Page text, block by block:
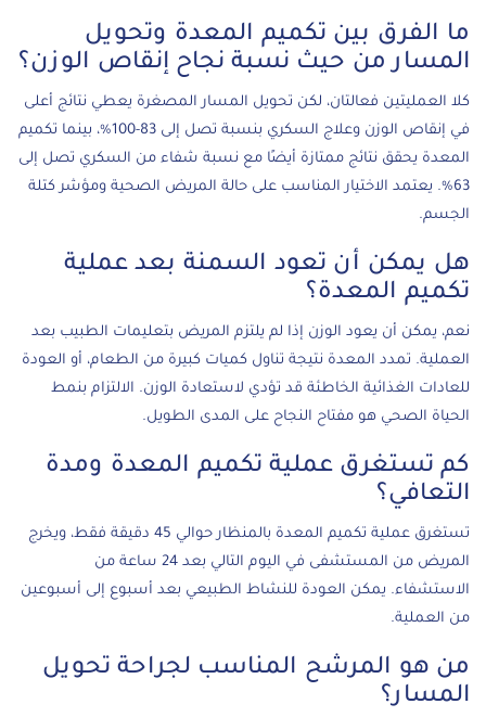
ما الفرق بين تكميم المعدة وتحويل
المسار من حيث نسبة نجاح إنقاص الوزن؟
كلا العمليتين فعالتان، لكن تحويل المسار المصغرة يعطي نتائج أعلى
في إنقاص الوزن وعلاج السكري بنسبة تصل إلى 83-100%، بينما تكميم
المعدة يحقق نتائج ممتازة أيضًا مع نسبة شفاء من السكري تصل إلى
63%. يعتمد الاختيار المناسب على حالة المريض الصحية ومؤشر كتلة
الجسم.
هل يمكن أن تعود السمنة بعد عملية
تكميم المعدة؟
نعم، يمكن أن يعود الوزن إذا لم يلتزم المريض بتعليمات الطبيب بعد
العملية. تمدد المعدة نتيجة تناول كميات كبيرة من الطعام، أو العودة
للعادات الغذائية الخاطئة قد تؤدي لاستعادة الوزن. الالتزام بنمط
الحياة الصحي هو مفتاح النجاح على المدى الطويل.
كم تستغرق عملية تكميم المعدة ومدة
التعافي؟
تستغرق عملية تكميم المعدة بالمنظار حوالي 45 دقيقة فقط، ويخرج
المريض من المستشفى في اليوم التالي بعد 24 ساعة من
الاستشفاء. يمكن العودة للنشاط الطبيعي بعد أسبوع إلى أسبوعين
من العملية.
من هو المرشح المناسب لجراحة تحويل
المسار؟